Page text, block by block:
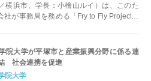
横浜市、学長：小檜山ルイ）は、このた
が事務局を務める「Fry to Fly Project」
院大学が平塚市と産業振興分野に係る連
社会連携を促進
院大学